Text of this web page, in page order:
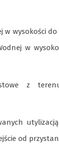
wysokości do
w
z
od